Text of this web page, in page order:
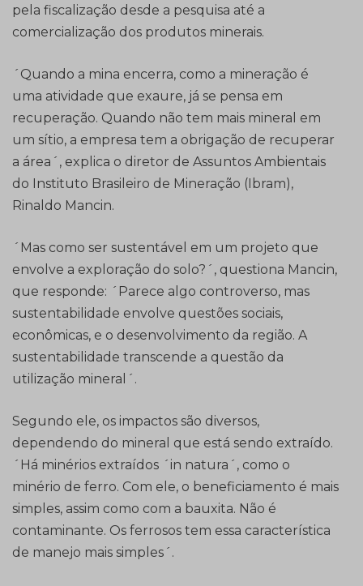
pela fiscalização desde a pesquisa até a
comercialização dos produtos minerais.
´Quando a mina encerra, como a mineração é
uma atividade que exaure, já se pensa em
recuperação. Quando não tem mais mineral em
um sítio, a empresa tem a obrigação de recuperar
a área´, explica o diretor de Assuntos Ambientais
do Instituto Brasileiro de Mineração (Ibram),
Rinaldo Mancin.
´Mas como ser sustentável em um projeto que
envolve a exploração do solo?´, questiona Mancin,
que responde: ´Parece algo controverso, mas
sustentabilidade envolve questões sociais,
econômicas, e o desenvolvimento da região. A
sustentabilidade transcende a questão da
utilização mineral´.
Segundo ele, os impactos são diversos,
dependendo do mineral que está sendo extraído.
´Há minérios extraídos ´in natura´, como o
minério de ferro. Com ele, o beneficiamento é mais
simples, assim como com a bauxita. Não é
contaminante. Os ferrosos tem essa característica
de manejo mais simples´.